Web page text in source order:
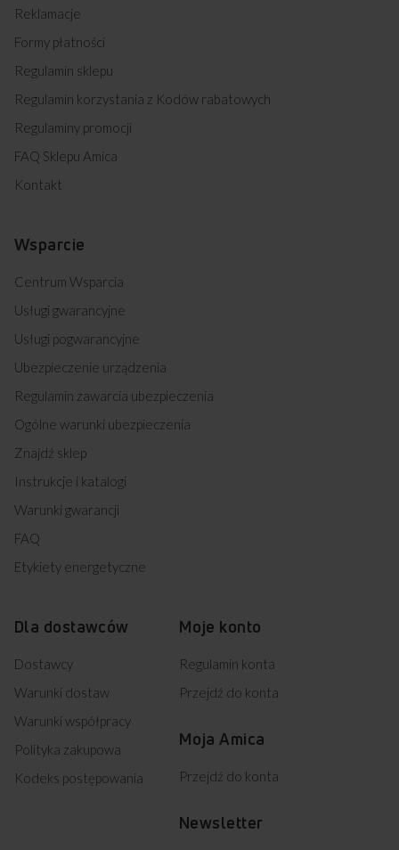
Reklamacje
Formy płatności
Regulamin sklepu
Regulamin korzystania z Kodów rabatowych
Regulaminy promocji
FAQ Sklepu Amica
Kontakt
Wsparcie
Centrum Wsparcia
Usługi gwarancyjne
Usługi pogwarancyjne
Ubezpieczenie urządzenia
Regulamin zawarcia ubezpieczenia
Ogólne warunki ubezpieczenia
Znajdź sklep
Instrukcje i katalogi
Warunki gwarancji
FAQ
Etykiety energetyczne
Dla dostawców
Dostawcy
Warunki dostaw
Warunki współpracy
Polityka zakupowa
Kodeks postępowania
Moje konto
Regulamin konta
Przejdź do konta
Moja Amica
Przejdź do konta
Newsletter